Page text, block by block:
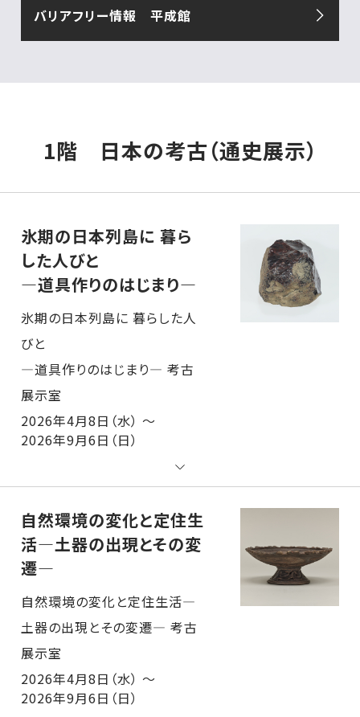
バリアフリー情報 平成館
1階 日本の考古（通史展示）
氷期の日本列島に 暮ら
した人びと
―道具作りのはじまり―
氷期の日本列島に 暮らした人
びと
―道具作りのはじまり― 考古展示室
2026年4月8日（水） ～
2026年9月6日（日）
自然環境の変化と定住生
活―土器の出現とその変
遷―
自然環境の変化と定住生活―土器の出現とその変遷― 考古展示室
2026年4月8日（水） ～
2026年9月6日（日）